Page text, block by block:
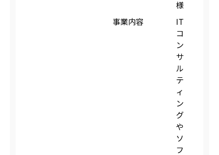
様
事業内容
IT
コ
ン
サ
ル
テ
ィ
ン
グ
や
ソ
フ